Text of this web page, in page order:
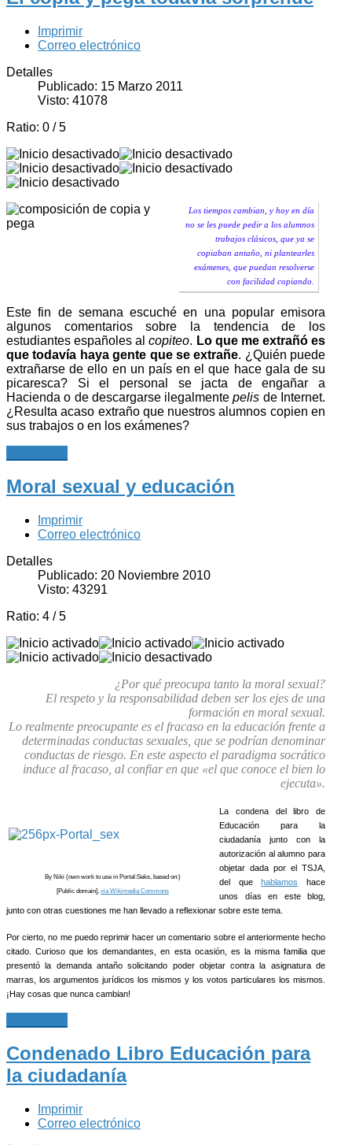
Imprimir
Correo electrónico
Detalles
Publicado: 15 Marzo 2011
Visto: 41078
Ratio: 0 /5
Los tiempos cambian, y hoy en día
no se les puede pedir a los alumnos
trabajos clásicos, que ya se
copiaban antaño, ni plantearles
exámenes, que puedan resolverse
con facilidad copiando.
Este fin de semana escuché en una popular emisora
algunos comentarios sobre la tendencia de los
estudiantes españoles alcopiteo. Lo que me extrañó es
que todavía haya gente que se extrañe. ¿Quién puede
extrañarse de ello en un país en el que hace gala de su
picaresca? Si el personal se jacta de engañar a
Hacienda o de descargarse ilegalmentepelis de Internet.
¿Resulta acaso extraño que nuestros alumnos copien en
sus trabajos o en los exámenes?
Moral sexual y educación
Imprimir
Correo electrónico
Detalles
Publicado: 20 Noviembre 2010
Visto: 43291
Ratio: 4 /5
¿Por qué preocupa tanto la moral sexual?
El respeto y la responsabilidad deben ser los ejes de una
formación en moral sexual.
Lo realmente preocupante es el fracaso en la educación frente a
determinadas conductas sexuales, que se podrían denominar
conductas de riesgo. En este aspecto el paradigma socrático
induce al fracaso, al confiar en que «el que conoce el bien lo
ejecuta».
By Niki (own work to use in Portal:Seks, based on:)
[Public domain], via Wikimedia Commons
La condena del libro de
Educación para la
ciudadanía junto con la
autorización al alumno para
objetar dada por el TSJA,
del quehablamos
hace
unos días en este blog,
junto con otras cuestiones me han llevado a reflexionar sobre este tema.
Por cierto, no me puedo reprimir hacer un comentario sobre el anteriormente hecho
citado. Curioso que los demandantes, en esta ocasión, es la misma familia que
presentó la demanda antaño solicitando poder objetar contra la asignatura de
marras, los argumentos jurídicos los mismos y los votos particulares los mismos.
¡Hay cosas que nunca cambian!
Condenado Libro Educación para
la ciudadanía
Imprimir
Correo electrónico